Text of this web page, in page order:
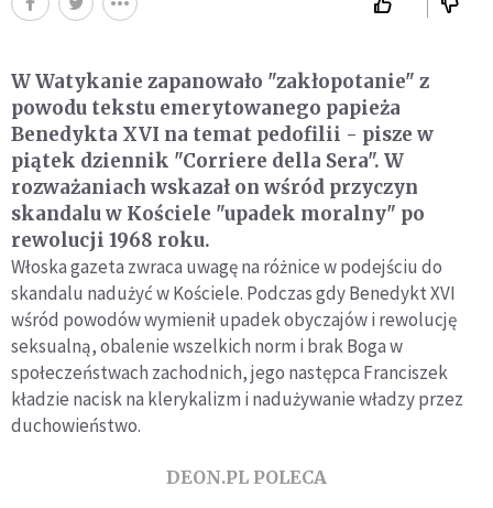
W Watykanie zapanowało "zakłopotanie" z
powodu tekstu emerytowanego papieża
Benedykta XVI na temat pedofilii - pisze w
piątek dziennik "Corriere della Sera". W
rozważaniach wskazał on wśród przyczyn
skandalu w Kościele "upadek moralny" po
rewolucji 1968 roku.
Włoska gazeta zwraca uwagę na różnice w podejściu do
skandalu nadużyć w Kościele. Podczas gdy Benedykt XVI
wśród powodów wymienił upadek obyczajów i rewolucję
seksualną, obalenie wszelkich norm i brak Boga w
społeczeństwach zachodnich, jego następca Franciszek
kładzie nacisk na klerykalizm i nadużywanie władzy przez
duchowieństwo.
DEON.PL POLECA